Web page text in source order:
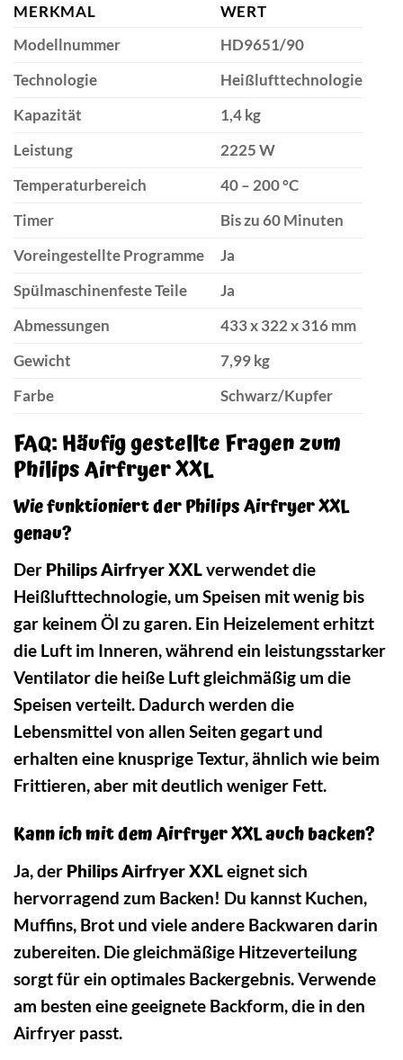
MERKMAL
WERT
Modellnummer
HD9651/90
Technologie
Heißlufttechnologie
Kapazität
1,4 kg
Leistung
2225 W
Temperaturbereich
40 – 200 °C
Timer
Bis zu 60 Minuten
Voreingestellte Programme
Ja
Spülmaschinenfeste Teile
Ja
Abmessungen
433 x 322 x 316 mm
Gewicht
7,99 kg
Farbe
Schwarz/Kupfer
FAQ: Häufig gestellte Fragen zum
Philips Airfryer XXL
Wie funktioniert der Philips Airfryer XXL
genau?
Der Philips Airfryer XXLverwendet die
Heißlufttechnologie, um Speisen mit wenig bis
gar keinem Öl zu garen. Ein Heizelement erhitzt
die Luft im Inneren, während ein leistungsstarker
Ventilator die heiße Luft gleichmäßig um die
Speisen verteilt. Dadurch werden die
Lebensmittel von allen Seiten gegart und
erhalten eine knusprige Textur, ähnlich wie beim
Frittieren, aber mit deutlich weniger Fett.
Kann ich mit dem Airfryer XXL auch backen?
Ja, der Philips Airfryer XXLeignet sich
hervorragend zum Backen! Du kannst Kuchen,
Muffins, Brot und viele andere Backwaren darin
zubereiten. Die gleichmäßige Hitzeverteilung
sorgt für ein optimales Backergebnis. Verwende
am besten eine geeignete Backform, die in den
Airfryer passt.